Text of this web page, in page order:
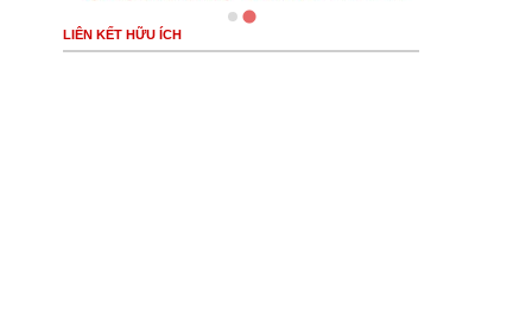
LIÊN KẾT HỮU ÍCH